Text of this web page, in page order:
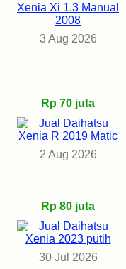
3 Aug 2026
Rp 70 juta
2 Aug 2026
Rp 80 juta
30 Jul 2026